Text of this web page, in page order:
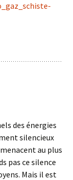
des énergies
silencieux
au plus
pas ce silence
Mais il est